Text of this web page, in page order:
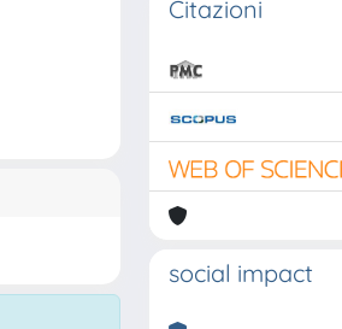
Citazioni
social impact